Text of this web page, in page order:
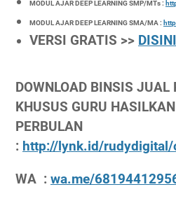
MODUL AJAR DEEP LEARNING SMP/MTs :
MODUL AJAR DEEP LEARNING SMA/MA :
VERSI GRATIS >> DISINI
DOWNLOAD BINSIS JUAL
KHUSUS GURU
PERBULAN
: http://lynk.id/rudydigital/
WA : wa.me/